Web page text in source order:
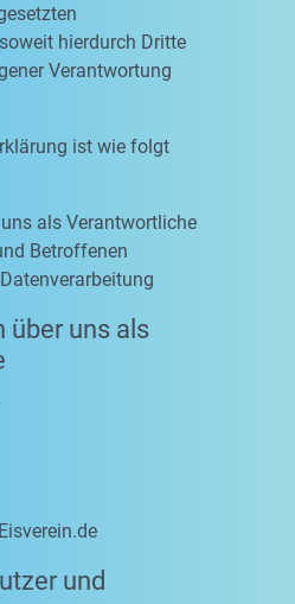
hierdurch Dritte
Verantwortung
ist wie folgt
als Verantwortliche
Betroffenen
über uns als
und